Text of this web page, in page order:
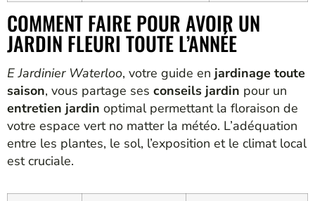
COMMENT FAIRE POUR AVOIR UN
JARDIN FLEURI TOUTE L’ANNÉE
E Jardinier Waterloo, votre guide en jardinage toute
saison, vous partage ses conseils jardin pour un
entretien jardin optimal permettant la floraison de
votre espace vert no matter la météo. L’adéquation
entre les plantes, le sol, l’exposition et le climat local
est cruciale.